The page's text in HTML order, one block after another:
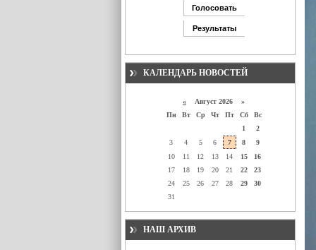
КАЛЕНДАРЬ НОВОСТЕЙ
« Август 2026 »
Пн
Вт Ср Чт Пт Сб
Вс
1
2
3
4 5 6 7 8
9
10
11 12 13 14 15
16
17
18 19 20 21 22
23
24
25 26 27 28 29
30
31
НАШ АРХИВ